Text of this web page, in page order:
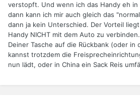
verstopft. Und wenn ich das Handy eh
dann kann ich mir auch gleich das
dann ja kein Unterschied. Der Vorteil
Handy NICHT mit dem Auto zu
Deiner Tasche auf die Rückbank (oder in
kannst trotzdem die
nun lädt, oder in China ein Sack Reis